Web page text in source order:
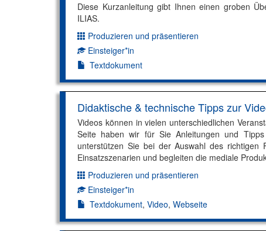
Diese Kurzanleitung gibt Ihnen einen groben
ILIAS.
Dimension:
Produzieren und präsentieren
Kompetenzniveau:
Einsteiger*in
Textdokument
Didaktische & technische Tipps zur
Videos können in vielen unterschiedlichen
Seite haben wir für Sie Anleitungen und
unterstützen Sie bei der Auswahl des
Einsatzszenarien und begleiten die mediale
Dimension:
Produzieren und präsentieren
Kompetenzniveau:
Einsteiger*in
Textdokument, Video, Webseite